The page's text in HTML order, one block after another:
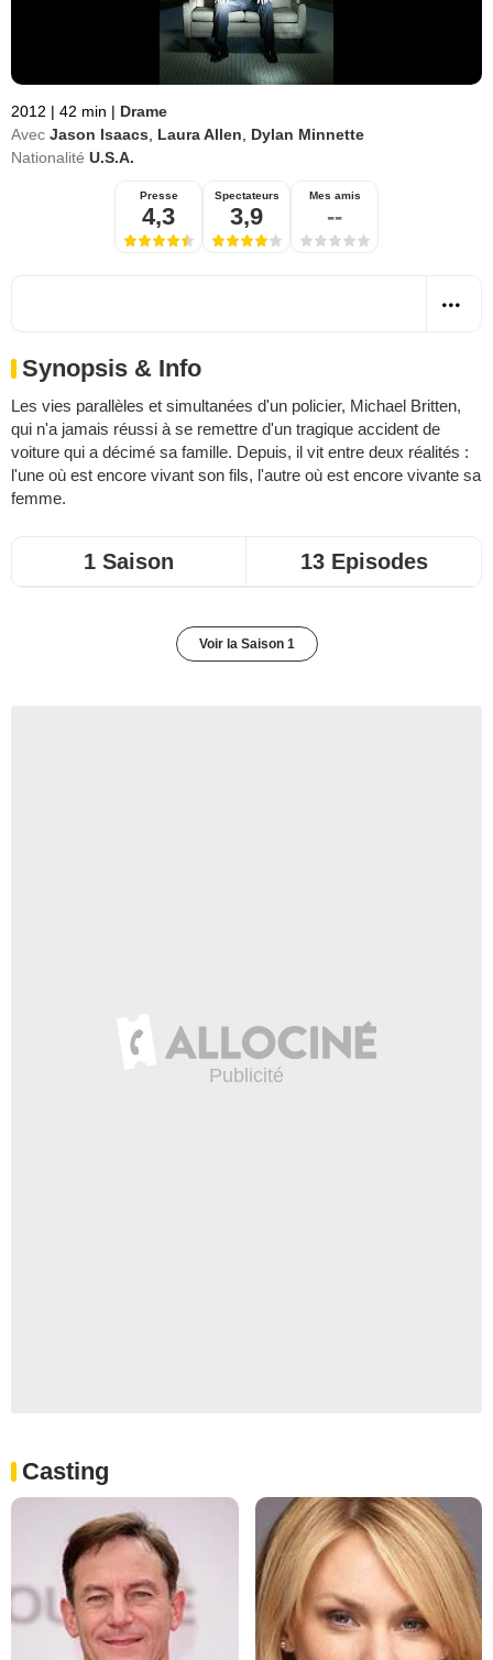
2012 | 42 min | Drame
Avec Jason Isaacs Laura Allen
Dylan Minnette
Nationalité U.S.A.
Presse
4,3
Spectateurs
3,9
Mes amis
--
Synopsis & Info
Les vies parallèles et simultanées d'un policier, Michael Britten,
qui n'a jamais réussi à se remettre d'un tragique accident de
voiture qui a décimé sa famille. Depuis, il vit entre deux réalités :
l'une où est encore vivant son fils, l'autre où est encore vivante sa
femme.
1 Saison 13 Episodes
Voir la Saison 1
Casting